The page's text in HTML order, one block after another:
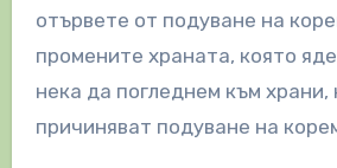
отървете от подуване на
промените храната, която
нека да погледнем към храни,
причиняват подуване на